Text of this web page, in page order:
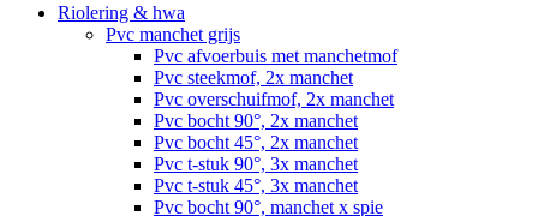
Riolering & hwa
Pvc manchet grijs
Pvc afvoerbuis met manchetmof
Pvc steekmof, 2x manchet
Pvc overschuifmof, 2x manchet
Pvc bocht 90°, 2x manchet
Pvc bocht 45°, 2x manchet
Pvc t-stuk 90°, 3x manchet
Pvc t-stuk 45°, 3x manchet
Pvc bocht 90°, manchet x spie